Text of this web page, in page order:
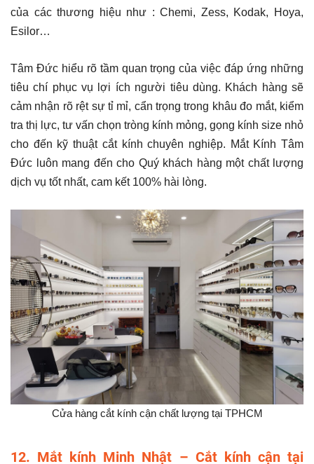
của các thương hiệu như : Chemi, Zess, Kodak, Hoya,
Esilor…
Tâm Đức hiểu rõ tầm quan trọng của việc đáp ứng những
tiêu chí phục vụ lợi ích người tiêu dùng. Khách hàng sẽ
cảm nhận rõ rệt sự tỉ mỉ, cẩn trọng trong khâu đo mắt, kiểm
tra thị lực, tư vấn chọn tròng kính mỏng, gọng kính size nhỏ
cho đến kỹ thuật cắt kính chuyên nghiệp. Mắt Kính Tâm
Đức luôn mang đến cho Quý khách hàng một chất lượng
dịch vụ tốt nhất, cam kết 100% hài lòng.
Cửa hàng cắt kính cận chất lượng tại TPHCM
12. Mắt kính Minh Nhật – Cắt kính cận tại